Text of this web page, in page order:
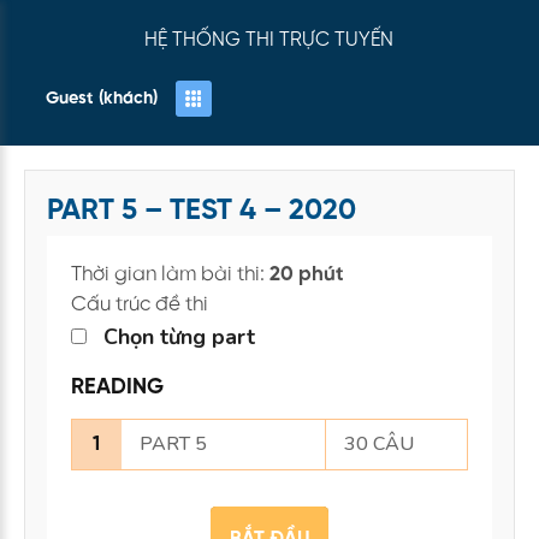
HỆ THỐNG THI TRỰC TUYẾN
Guest (khách)
PART 5 – TEST 4 – 2020
Thời gian làm bài thi: 20 phút
Cấu trúc đề thi
Chọn từng part
READING
1 PART 5 30 CÂU